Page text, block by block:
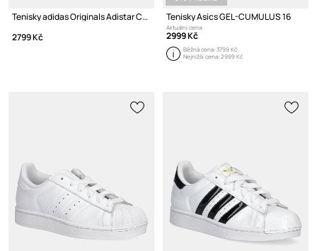
Tenisky adidas Originals Adistar Control 5
2799 Kč
Tenisky Asics GEL-CUMULUS 16
Aktuální cena:
2999 Kč
Běžná cena:3799 Kč
Nejnižší cena:2999 Kč